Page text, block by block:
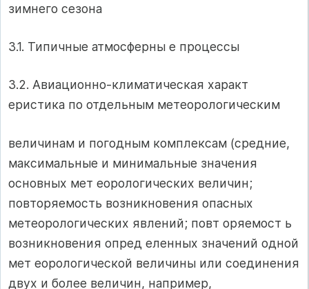
зимнего сезона
3.1. Типичные атмосферны е процессы
3.2. Авиационно-климатическая характ
еристика по отдельным метеорологическим
величинам и погодным комплексам (средние,
максимальные и минимальные значения
основных мет еорологических величин;
повторяемость возникновения опасных
метеорологических явлений; повт оряемост ь
возникновения опред еленных значений одной
мет еорологической величины или соединения
двух и более величин, например,